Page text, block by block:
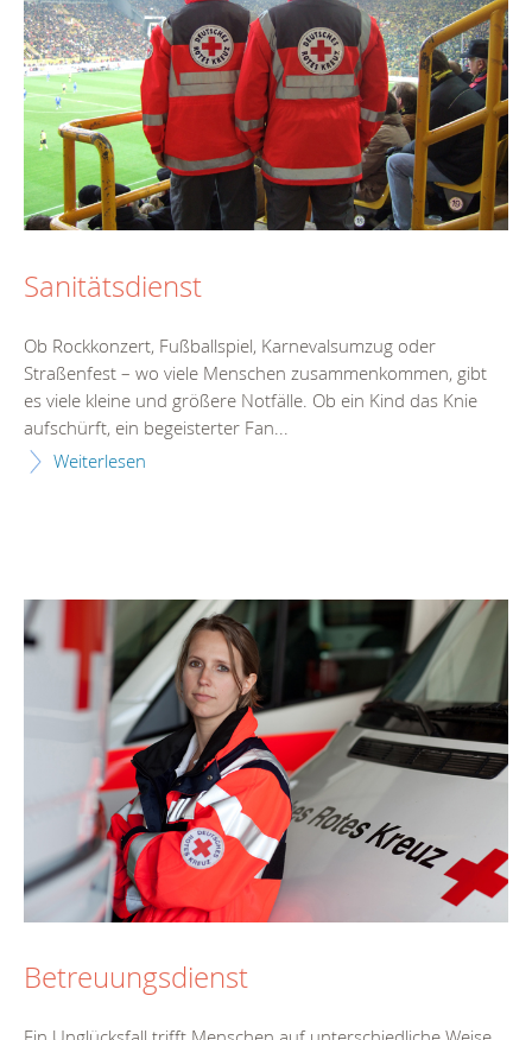
Sanitätsdienst
Ob Rockkonzert, Fußballspiel, Karnevalsumzug oder
Straßenfest – wo viele Menschen zusammenkommen, gibt
es viele kleine und größere Notfälle. Ob ein Kind das Knie
aufschürft, ein begeisterter Fan...
Weiterlesen
Betreuungsdienst